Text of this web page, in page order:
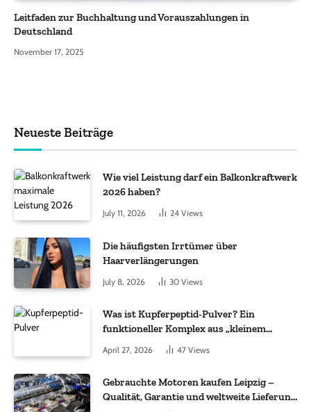
Leitfaden zur Buchhaltung und Vorauszahlungen in
Deutschland
November 17, 2025
Neueste Beiträge
Wie viel Leistung darf ein Balkonkraftwerk
2026 haben?
July 11, 2026 24 Views
Die häufigsten Irrtümer über
Haarverlängerungen
July 8, 2026 30 Views
Was ist Kupferpeptid-Pulver? Ein
funktioneller Komplex aus „kleinem
Molekül + Metall“
April 27, 2026 47 Views
Gebrauchte Motoren kaufen Leipzig –
Qualität, Garantie und weltweite Lieferung